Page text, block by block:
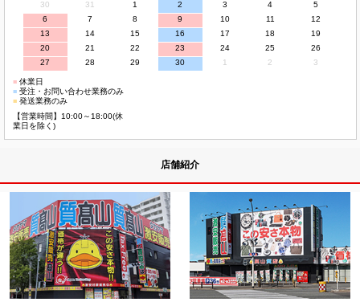
30
31 1 2 3 4
5
6
7 8 9 10 11
12
13
14 15 16 17 18
19
20
21 22 23 24 25
26
27
28 29 30 1 2 3
■休業日
■受注・お問い合わせ業務のみ
■発送業務のみ
【営業時間】10:00～18:00(休
業日を除く)
店舗紹介